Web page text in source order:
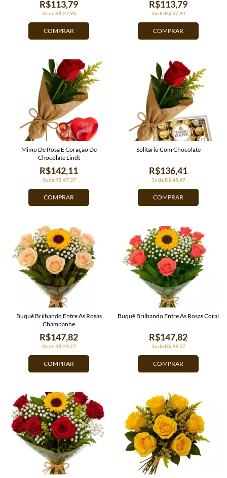
COMPRAR
3x de R$ 37,93
R$113,79
COMPRAR
3x de R$ 37,93
R$113,79
COMPRAR
3x de R$ 47,37
R$142,11
Mimo De Rosa E Coração De
Chocolate Lindt
COMPRAR
3x de R$ 45,47
R$136,41
Solitário Com Chocolate
COMPRAR
3x de R$ 49,27
R$147,82
Buquê Brilhando Entre As Rosas
Champanhe
COMPRAR
3x de R$ 49,27
R$147,82
Buquê Brilhando Entre As Rosas Coral